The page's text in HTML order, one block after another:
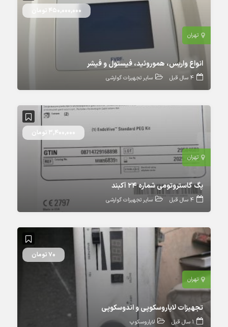
تهران
450,000,000 تومان
انواع واریس، هموروئید، فیستول و فیشر
4 سال قبل سایر تجهیزات گوارشی
تهران
3,400,000 تومان
پگ گاستروتومی شماره ۲۴ آکبند
4 سال قبل سایر تجهیزات گوارشی
تهران
70 تومان
تجهیزات لاپاروسکوپی و اندوسکوپی
1 سال قبل لاپاروسکوپ